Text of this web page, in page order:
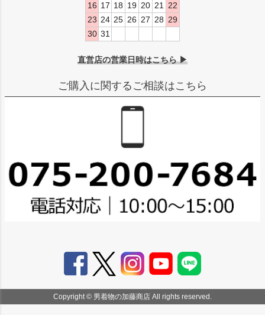
16 17 18 19 20 21
22
23 24 25 26 27 28 29
30 31
直営店の営業日時はこちら ▶
ご購入に関するご相談はこちら
Copyright © 男着物の加藤商店 All rights reserved.